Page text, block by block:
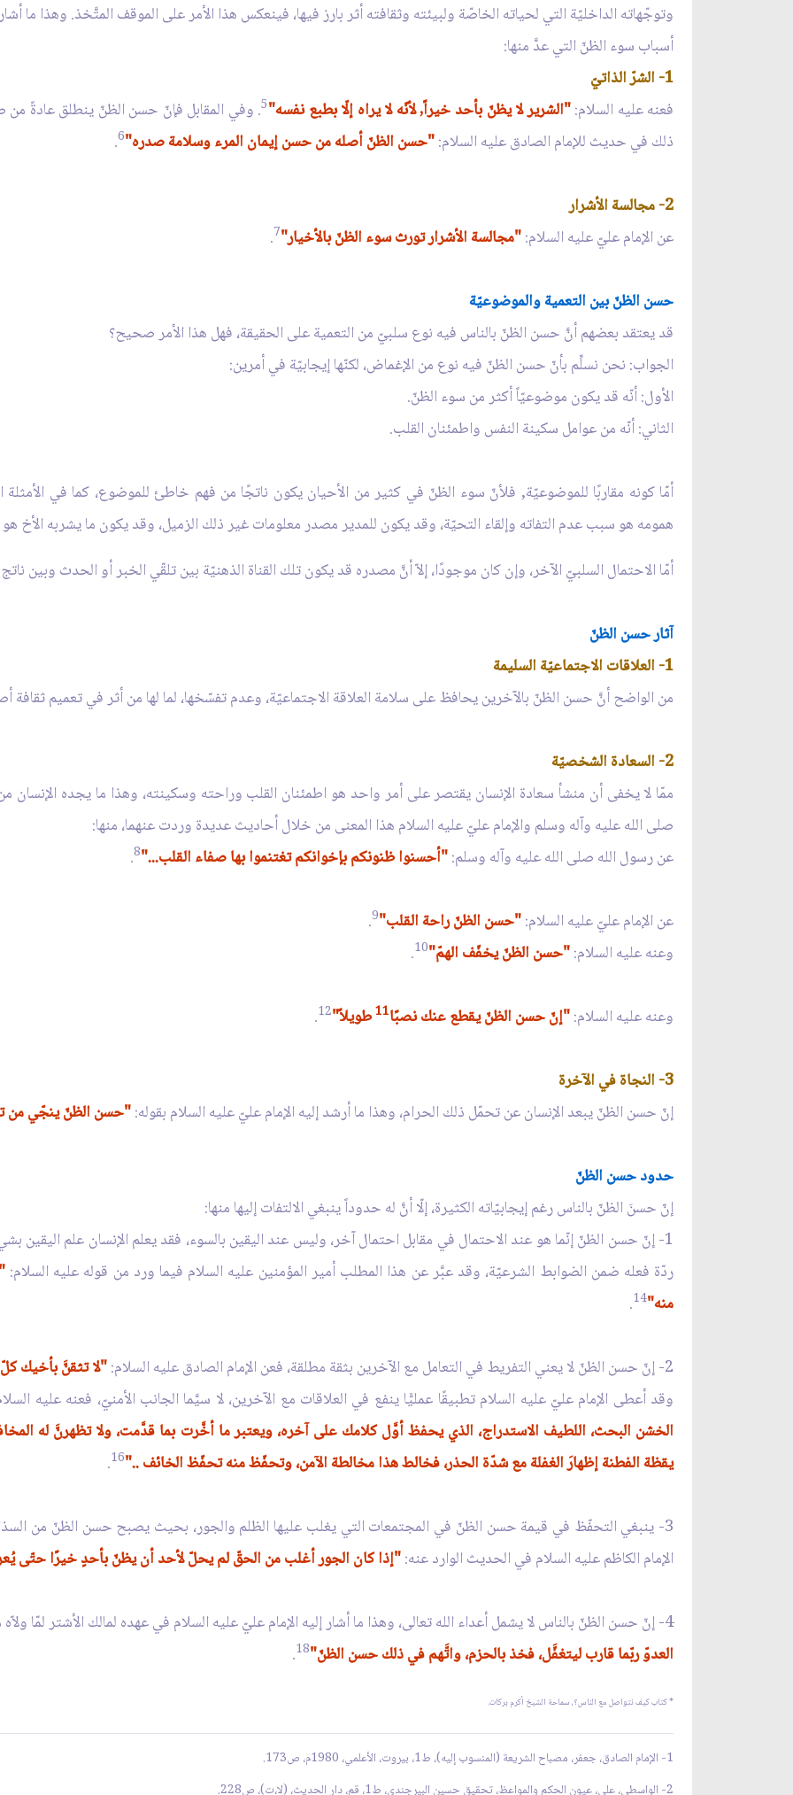
وتوجّهاته الداخليّة التي لحياته الخاصّة ولبيئته وثقافته أثر بارز فيها، فينعكس هذا الأمر على الموقف المتَّخذ. وهذا ما
أسباب سوء الظنّ التي عدَّ منها:
1- الشرّ الذاتيّ
فعنه عليه السلام:"الشرير لا يظنّ بأحد خيراً, لأنّه لا يراه إلّا بطبع نفسه"5. وفي المقابل فإنّ حسن الظنّ ينطلق عادةً من
ذلك في حديث للإمام الصادق عليه السلام:"حسن الظنّ أصله من حسن إيمان المرء وسلامة صدره"6
.
2- مجالسة الأشرار
عن الإمام عليّ عليه السلام:"مجالسة الأشرار تورث سوء الظنّ بالأخيار"7
.
حسن الظنّ بين التعمية والموضوعيّة
قد يعتقد بعضهم أنَّ حسن الظنّ بالناس فيه نوع سلبيّ من التعمية على الحقيقة، فهل هذا الأمر صحيح؟
الجواب: نحن نسلِّم بأنّ حسن الظنّ فيه نوع من الإغماض، لكنّها إيجابيّة في أمرين:
الأول: أنّه قد يكون موضوعيّاً أكثر من سوء الظنّ.
الثاني: أنّه من عوامل سكينة النفس واطمئنان القلب.
أمّا كونه مقاربًا للموضوعيّة, فلأنّ سوء الظنّ في كثير من الأحيان يكون ناتجًا من فهم خاطئ للموضوع، كما في الأمثلة
همومه هو سبب عدم التفاته وإلقاء التحيّة، وقد يكون للمدير مصدر معلومات غير ذلك الزميل، وقد يكون ما يشربه الأخ
أمّا الاحتمال السلبيّ الآخر، وإن كان موجودًا، إلاّ أنَّ مصدره قد يكون تلك القناة الذهنيّة بين تلقّي الخبر أو الحدث وبين ناتج
آثار حسن الظنّ
1- العلاقات الاجتماعيّة السليمة
من الواضح أنَّ حسن الظنّ بالآخرين يحافظ على سلامة العلاقة الاجتماعيّة، وعدم تفسّخها، لما لها من أثر في تعميم ثقافة
2- السعادة الشخصيّة
ممّا لا يخفى أن منشأ سعادة الإنسان يقتصر على أمر واحد هو اطمئنان القلب وراحته وسكينته، وهذا ما يجده
صلى الله عليه وآله وسلم والإمام عليّ عليه السلام هذا المعنى من خلال أحاديث عديدة وردت عنهما، منها:
عن رسول الله صلى الله عليه وآله وسلم:"أحسنوا ظنونكم بإخوانكم تغتنموا بها صفاء القلب..."8
.
عن الإمام عليّ عليه السلام:"حسن الظنّ راحة القلب"9
.
وعنه عليه السلام:"حسن الظنّ يخفّف الهمّ"10
.
وعنه عليه السلام:"إنّ حسن الظنّ يقطع عنك نصبًا11طويلاً"12
.
3- النجاة في الآخرة
إنّ حسن الظنّ يبعد الإنسان عن تحمّل ذلك الحرام، وهذا ما أرشد إليه الإمام عليّ عليه السلام بقوله:"حسن الظنّ ينجّي من
حدود حسن الظنّ
إنّ حسنَ الظنّ بالناس رغم إيجابيّاته الكثيرة، إلّا أنَّ له حدوداً ينبغي الالتفات إليها منها:
1- إنّ حسن الظنّ إنّما هو عند الاحتمال في مقابل احتمال آخر، وليس عند اليقين بالسوء، فقد يعلم الإنسان علم اليقين
ردّة فعله ضمن الضوابط الشرعيّة، وقد عبَّر عن هذا المطلب أمير المؤمنين عليه السلام فيما ورد من قوله عليه السلام:
منه"14
.
2- إنّ حسن الظنّ لا يعني التفريط في التعامل مع الآخرين بثقة مطلقة، فعن الإمام الصادق عليه السلام:
"لا تثقنَّ بأخيك
وقد أعطى الإمام عليّ عليه السلام تطبيقًا عمليًّا ينفع في العلاقات مع الآخرين، لا سيَّما الجانب الأمنيّ، فعنه عليه
الخشن البحث، اللطيف الاستدراج، الذي يحفظ أوَّل كلامك على آخره، ويعتبر ما أخَّرت بما قدَّمت، ولا تظهرنَّ له
يقظة الفطنة إظهارَ الغفلة مع شدّة الحذر، فخالط هذا مخالطة الآمن، وتحفّظ منه تحفّظ الخائف .."16
.
3- ينبغي التحفّظ في قيمة حسن الظنّ في المجتمعات التي يغلب عليها الظلم والجور، بحيث يصبح حسن الظنّ من
الإمام الكاظم عليه السلام في الحديث الوارد عنه:"إذا كان الجور أغلب من الحقّ لم يحلّ لأحد أن يظنّ بأحدٍ خيرًا حتّى
4- إنّ حسن الظنّ بالناس لا يشمل أعداء الله تعالى، وهذا ما أشار إليه الإمام عليّ عليه السلام في عهده لمالك الأشتر لمّا ولاّه مصر:
العدوّ ربّما قارب ليتغفَّل، فخذ بالحزم، واتَّهم في ذلك حسن الظنّ"18
.
* كتابكيف نتواصل مع الناس؟، سماحة الشيخ أكرم بركات.
1- الإمام الصادق، جعفر، مصباح الشريعة (المنسوب إليه)، ط1، بيروت، الأعلمي، 1980م، ص173.